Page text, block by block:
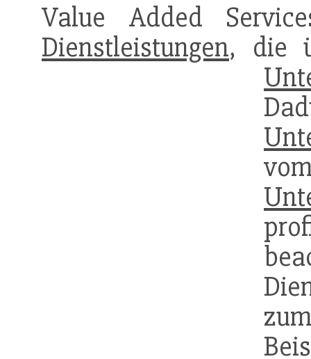
Value Added
Dienstleistungen, die